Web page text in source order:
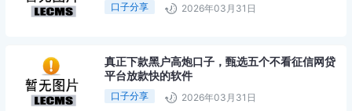
口子分享 2026年03月31日
真正下款黑户高炮口子，甄选五个不看征信网贷
平台放款快的软件
口子分享 2026年03月31日